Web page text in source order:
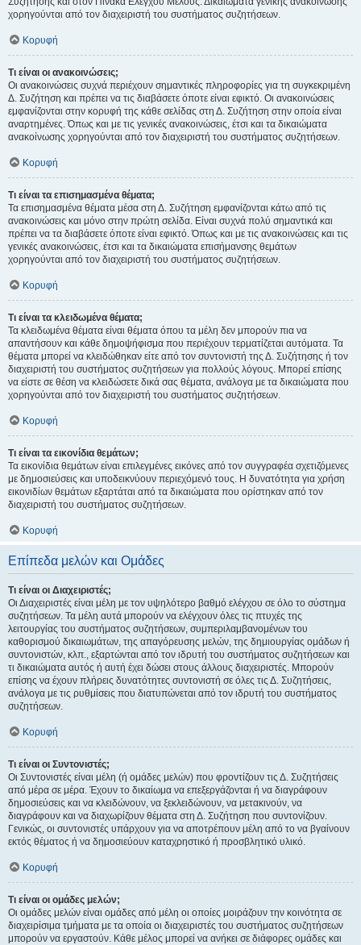
χορηγούνται από τον διαχειριστή του συστήματος συζητήσεων.
Κορυφή
Τι είναι οι ανακοινώσεις;
Οι ανακοινώσεις συχνά περιέχουν σημαντικές πληροφορίες για τη συγκεκριμένη
Δ. Συζήτηση και πρέπει να τις διαβάσετε όποτε είναι εφικτό. Οι ανακοινώσεις
εμφανίζονται στην κορυφή της κάθε σελίδας στη Δ. Συζήτηση στην οποία είναι
αναρτημένες. Όπως και με τις γενικές ανακοινώσεις, έτσι και τα δικαιώματα
ανακοίνωσης χορηγούνται από τον διαχειριστή του συστήματος συζητήσεων.
Κορυφή
Τι είναι τα επισημασμένα θέματα;
Τα επισημασμένα θέματα μέσα στη Δ. Συζήτηση εμφανίζονται κάτω από τις
ανακοινώσεις και μόνο στην πρώτη σελίδα. Είναι συχνά πολύ σημαντικά και
πρέπει να τα διαβάσετε όποτε είναι εφικτό. Όπως και με τις ανακοινώσεις και τις
γενικές ανακοινώσεις, έτσι και τα δικαιώματα επισήμανσης θεμάτων
χορηγούνται από τον διαχειριστή του συστήματος συζητήσεων.
Κορυφή
Τι είναι τα κλειδωμένα θέματα;
Τα κλειδωμένα θέματα είναι θέματα όπου τα μέλη δεν μπορούν πια να
απαντήσουν και κάθε δημοψήφισμα που περιέχουν τερματίζεται αυτόματα. Τα
θέματα μπορεί να κλειδώθηκαν είτε από τον συντονιστή της Δ. Συζήτησης ή τον
διαχειριστή του συστήματος συζητήσεων για πολλούς λόγους. Μπορεί επίσης
να είστε σε θέση να κλειδώσετε δικά σας θέματα, ανάλογα με τα δικαιώματα που
χορηγούνται από τον διαχειριστή του συστήματος συζητήσεων.
Κορυφή
Τι είναι τα εικονίδια θεμάτων;
Τα εικονίδια θεμάτων είναι επιλεγμένες εικόνες από τον συγγραφέα σχετιζόμενες
με δημοσιεύσεις και υποδεικνύουν περιεχόμενό τους. Η δυνατότητα για χρήση
εικονιδίων θεμάτων εξαρτάται από τα δικαιώματα που ορίστηκαν από τον
διαχειριστή του συστήματος συζητήσεων.
Κορυφή
Επίπεδα μελών και Ομάδες
Τι είναι οι Διαχειριστές;
Οι Διαχειριστές είναι μέλη με τον υψηλότερο βαθμό ελέγχου σε όλο το σύστημα
συζητήσεων. Τα μέλη αυτά μπορούν να ελέγχουν όλες τις πτυχές της
λειτουργίας του συστήματος συζητήσεων, συμπεριλαμβανομένων του
καθορισμού δικαιωμάτων, της απαγόρευσης μελών, της δημιουργίας ομάδων ή
συντονιστών, κλπ., εξαρτώνται από τον ιδρυτή του συστήματος συζητήσεων και
τι δικαιώματα αυτός ή αυτή έχει δώσει στους άλλους διαχειριστές. Μπορούν
επίσης να έχουν πλήρεις δυνατότητες συντονιστή σε όλες τις Δ. Συζητήσεις,
ανάλογα με τις ρυθμίσεις που διατυπώνεται από τον ιδρυτή του συστήματος
συζητήσεων.
Κορυφή
Τι είναι οι Συντονιστές;
Οι Συντονιστές είναι μέλη (ή ομάδες μελών) που φροντίζουν τις Δ. Συζητήσεις
από μέρα σε μέρα. Έχουν το δικαίωμα να επεξεργάζονται ή να διαγράφουν
δημοσιεύσεις και να κλειδώνουν, να ξεκλειδώνουν, να μετακινούν, να
διαγράφουν και να διαχωρίζουν θέματα στη Δ. Συζήτηση που συντονίζουν.
Γενικώς, οι συντονιστές υπάρχουν για να αποτρέπουν μέλη από το να βγαίνουν
εκτός θέματος ή να δημοσιεύουν καταχρηστικό ή προσβλητικό υλικό.
Κορυφή
Τι είναι οι ομάδες μελών;
Οι ομάδες μελών είναι ομάδες από μέλη οι οποίες μοιράζουν την κοινότητα σε
διαχειρίσιμα τμήματα με τα οποία οι διαχειριστές του συστήματος συζητήσεων
μπορούν να εργαστούν. Κάθε μέλος μπορεί να ανήκει σε διάφορες ομάδες και